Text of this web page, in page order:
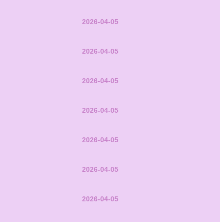
2026-04-05
2026-04-05
2026-04-05
2026-04-05
2026-04-05
2026-04-05
2026-04-05